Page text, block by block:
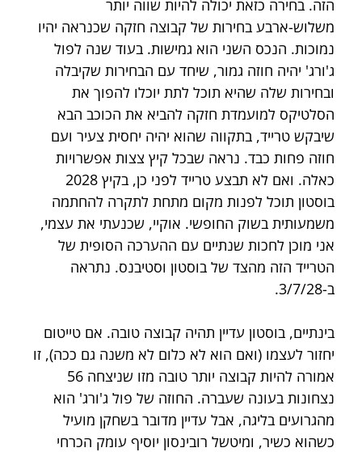
הזה. בחירה כזאת יכולה להיות שווה יותר
משלוש-ארבע בחירות של קבוצה חזקה שכנראה יהיו
נמוכות. הנכס השני הוא גמישות. בעוד שנה לפול
ג'ורג' יהיה חוזה גמור, שיחד עם הבחירות שקיבלה
ובחירות שלה שהיא תוכל לתת יוכלו להפוך את
הסלטיקס למועמדת חזקה להביא את הכוכב הבא
שיבקש טרייד, בתקווה שהוא יהיה יחסית צעיר ועם
חוזה פחות כבד. נראה שבכל קיץ צצות אפשרויות
בוסטון תוכל לפנות מקום מתחת לתקרה להחתמה
משמעותית בשוק החופשי. אוקיי, שכנעתי את עצמי,
אני מוכן לחכות שנתיים עם ההערכה הסופית של
הטרייד הזה מהצד של בוסטון וסטיבנס. נתראה
ב-3/7/28.
בינתיים, בוסטון עדיין תהיה קבוצה טובה. אם טייטום
יחזור לעצמו (ואם הוא לא כלום לא משנה גם ככה), זו
נצחונות בעונה שעברה. החוזה של פול ג'ורג' הוא
מהגרועים בליגה, אבל עדיין מדובר בשחקן מועיל
כשהוא כשיר, ומיטשל רובינסון יוסיף עומק הכרחי